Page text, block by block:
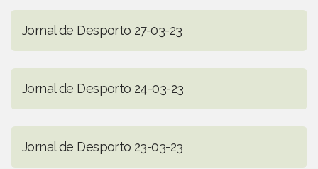
Jornal de Desporto 27-03-23
Jornal de Desporto 24-03-23
Jornal de Desporto 23-03-23